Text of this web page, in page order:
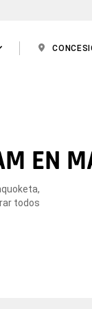
EN
todos